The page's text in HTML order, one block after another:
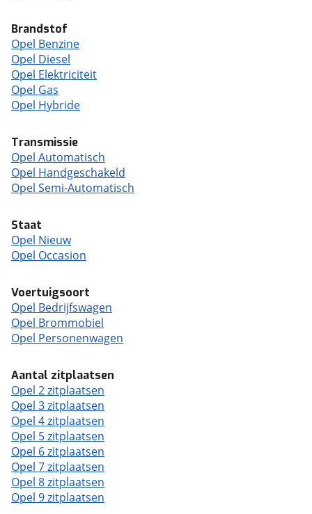
Brandstof
Opel Benzine
Opel Diesel
Opel Elektriciteit
Opel Gas
Opel Hybride
Transmissie
Opel Automatisch
Opel Handgeschakeld
Opel Semi-Automatisch
Staat
Opel Nieuw
Opel Occasion
Voertuigsoort
Opel Bedrijfswagen
Opel Brommobiel
Opel Personenwagen
Aantal zitplaatsen
Opel 2 zitplaatsen
Opel 3 zitplaatsen
Opel 4 zitplaatsen
Opel 5 zitplaatsen
Opel 6 zitplaatsen
Opel 7 zitplaatsen
Opel 8 zitplaatsen
Opel 9 zitplaatsen